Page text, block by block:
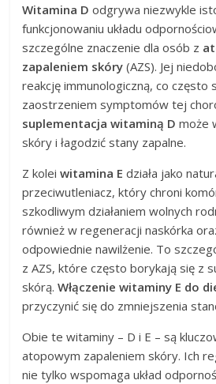
Witamina D odgrywa niezwykle
funkcjonowaniu układu
szczególne znaczenie dla osób z
zapaleniem skóry (AZS). Jej
reakcję immunologiczną, co często
zaostrzeniem symptomów tej
suplementacja witaminą D może
skóry i łagodzić stany zapalne.
Z koleiwitamina E działa jako
przeciwutleniacz, który chroni
szkodliwym działaniem wolnych
również w regeneracji naskórka
odpowiednie nawilżenie. To
z AZS, które często borykają się z
skórą.Włączenie witaminy E do
przyczynić się do zmniejszenia
Obie te witaminy – D i E – są
atopowym zapaleniem skóry. Ich
nie tylko wspomaga układ